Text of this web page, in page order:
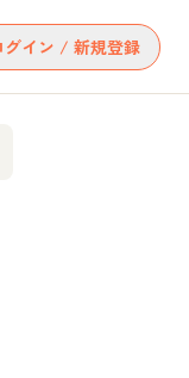
グイン / 新規登録